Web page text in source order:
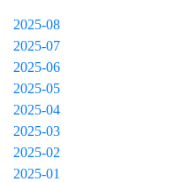
2025-08
2025-07
2025-06
2025-05
2025-04
2025-03
2025-02
2025-01